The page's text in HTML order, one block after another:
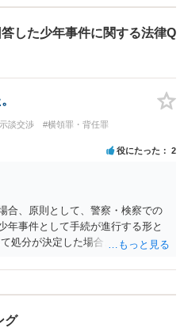
りました。 警察は，事件から数か月
にAさんを呼び出すばかりで，処分の
せても，捜査状況を全く説明してく
い取調べがされていました。 ご依頼
者と連絡を取り，Aさんが間もなく成
捜査を行い，事件を処理するよう求
後には，警察は，関係者に対しての
たとして，警察限りで捜査を終了す
Aさん本人やご両親から，警察に問い
た。誕生日を迎えてしまえば，成人
科がついてしまう恐れもあるため，A
ないことに大変不安を感じておられ
経つにもかかわらず事件が動いてい
受けた後は，早急に，担当警察官と
やかに事件を進めるよう求めたこと
した少年事件に関する法律Q
談交渉
#横領罪・背任罪
役にたった 2
合、原則として、警察・検察での
年事件として手続が進行する形と
処分が決定した場合、前科ではな
て有利な事実となり得ます。 ま
所での相談を検討ください。
グ